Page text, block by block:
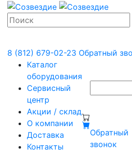
8 (812) 679-02-23 Обратный
Каталог
оборудования
Сервисный
центр
Акции / склад
О компании
Доставка
Контакты
Обратный
звонок